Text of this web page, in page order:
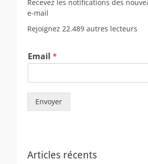
Recevez les notifications des
e-mail
Rejoignez 22.489 autres lecteurs
Email *
Envoyer
Articles récents